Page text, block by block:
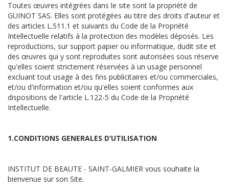
Toutes œuvres intégrées dans le site sont la propriété de
GUINOT SAS. Elles sont protégées au titre des droits d'auteur et
des articles L.511.1 et suivants du Code de la Propriété
Intellectuelle relatifs à la protection des modèles déposés. Les
reproductions, sur support papier ou informatique, dudit site et
des œuvres qui y sont reproduites sont autorisées sous réserve
qu'elles soient strictement réservées à un usage personnel
excluant tout usage à des fins publicitaires et/ou commerciales,
et/ou d'information et/ou qu'elles soient conformes aux
dispositions de l'article L.122-5 du Code de la Propriété
Intellectuelle.
1.CONDITIONS GENERALES D’UTILISATION
INSTITUT DE BEAUTE - SAINT-GALMIER vous souhaite la
bienvenue sur son Site.